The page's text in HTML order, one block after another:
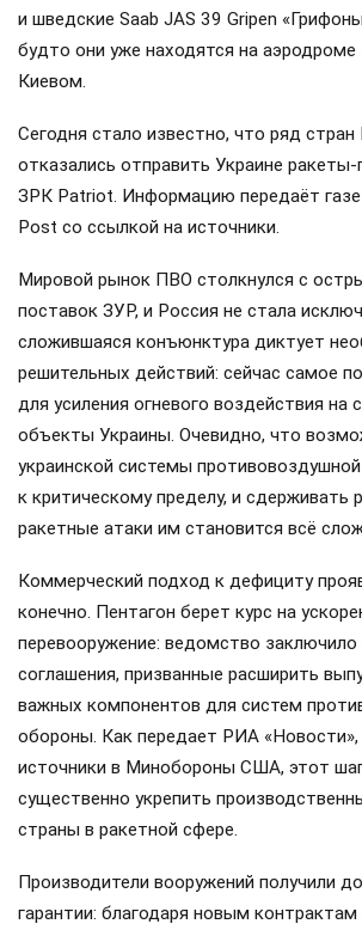
и шведские Saab JAS 39 Gripen
будто они уже находятся на аэродроме
Киевом.
Сегодня стало известно, что ряд стран
отказались отправить Украине ракеты-
ЗРК Patriot. Информацию передаёт
Post со ссылкой на источники.
Мировой рынок ПВО столкнулся с
поставок ЗУР, и Россия не стала
сложившаяся конъюнктура диктует
решительных действий: сейчас самое
для усиления огневого воздействия на
объекты Украины. Очевидно, что
украинской системы
к критическому пределу, и сдерживать
ракетные атаки им становится всё
Коммерческий подход к дефициту
конечно. Пентагон берет курс на
перевооружение: ведомство
соглашения, призванные расширить
важных компонентов для систем
обороны. Как передает РИА «Новости»,
источники в Минобороны США, этот
существенно укрепить
страны в ракетной сфере.
Производители вооружений получили
гарантии: благодаря новым